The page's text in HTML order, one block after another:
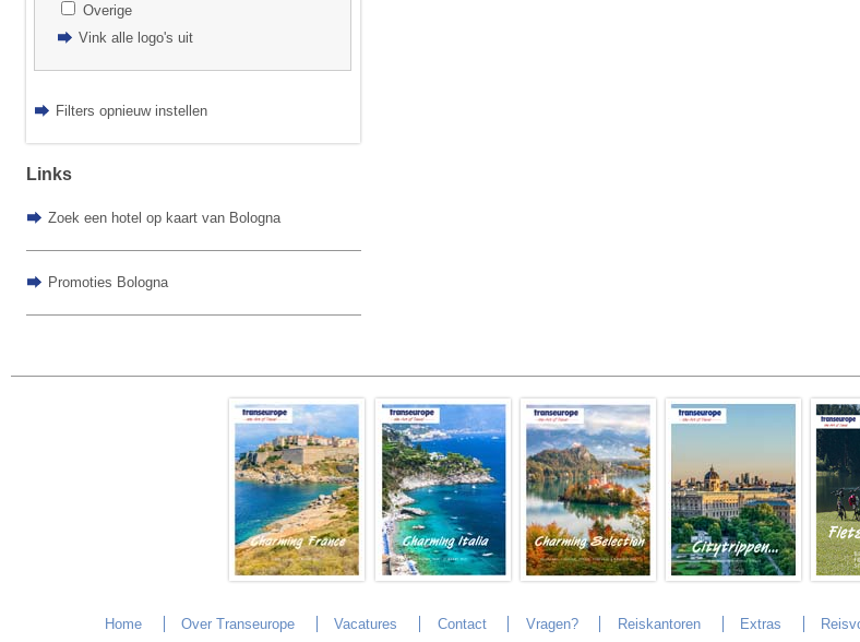
Overige
Vink alle logo's uit
Filters opnieuw instellen
Links
Zoek een hotel op kaart van Bologna
Promoties Bologna
Home Over Transeurope Vacatures Contact Vragen? Reiskantoren Extras